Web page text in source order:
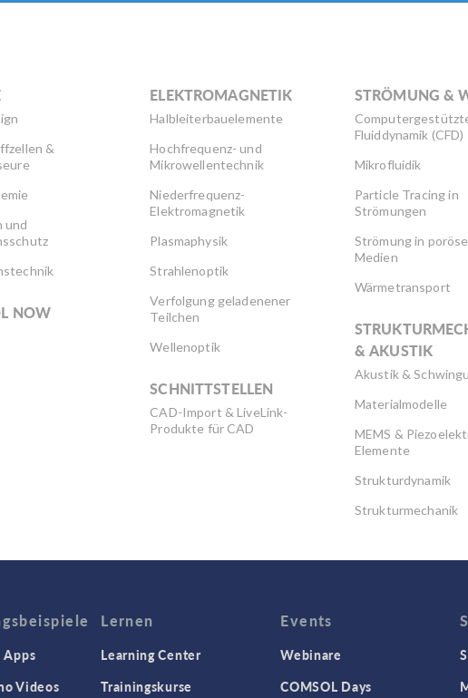
&
und
NOW
ELEKTROMAGNETIK
Halbleiterbauelemente
Hochfrequenz- und
Mikrowellentechnik
Niederfrequenz-
Elektromagnetik
Plasmaphysik
Strahlenoptik
Verfolgung geladenener
Teilchen
Wellenoptik
SCHNITTSTELLEN
CAD-Import & LiveLink-
Produkte für CAD
STRÖMUNG &
Fluiddynamik (CFD)
Mikrofluidik
Particle Tracing in
Strömungen
Strömung in
Medien
Wärmetransport
& AKUSTIK
Akustik &
Materialmodelle
MEMS &
Elemente
Strukturdynamik
Strukturmechanik
Videos
Lernen
Learning Center
Trainingskurse
Events
Webinare
COMSOL Days